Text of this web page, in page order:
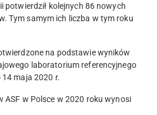
potwierdził kolejnych 86 nowych
Tym samym ich liczba w tym roku
na podstawie wyników
laboratorium referencyjnego
14 maja 2020 r.
ASF w Polsce w 2020 roku wynosi